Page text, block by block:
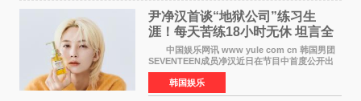
尹净汉首谈“地狱公司”练习生
涯！每天苦练18小时无休 坦言全
靠成员撑过来
中国娱乐网讯 www yule com cn 韩国男团
SEVENTEEN成员净汉近日在节目中首度公开出
道前的残酷练习生经历，并提及经纪公司Pledis
娱乐，引发广泛关注。 在8月2日播出的日本
TBS综艺节目《周
韩国娱乐